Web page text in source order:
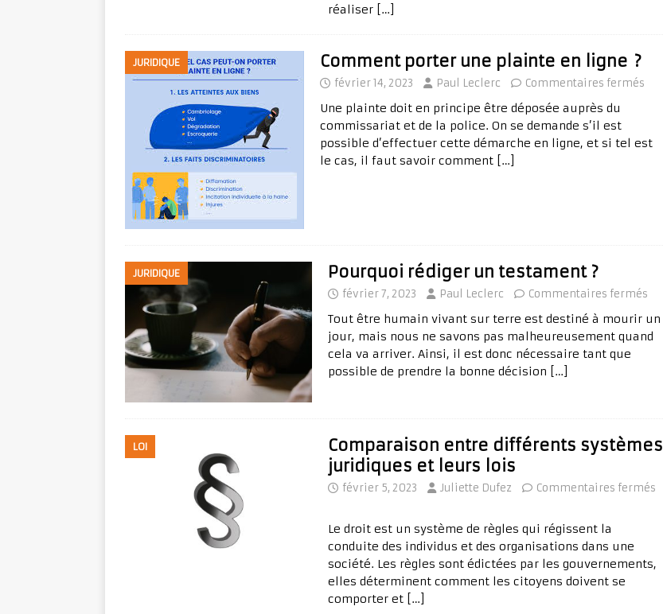
réaliser
[…]
JURIDIQUE Comment porter une plainte en ligne ?
février 14, 2023 Paul Leclerc Commentaires fermés
Une plainte doit en principe être déposée auprès du
commissariat et de la police. On se demande s’il est
possible d’effectuer cette démarche en ligne, et si tel est
le cas, il faut savoir comment
[…]
JURIDIQUE Pourquoi rédiger un testament ?
février 7, 2023 Paul Leclerc Commentaires fermés
Tout être humain vivant sur terre est destiné à mourir un
jour, mais nous ne savons pas malheureusement quand
cela va arriver. Ainsi, il est donc nécessaire tant que
possible de prendre la bonne décision
[…]
LOI
Comparaison entre différents systèmes
juridiques et leurs lois
février 5, 2023 Juliette Dufez Commentaires fermés
Le droit est un système de règles qui régissent la
conduite des individus et des organisations dans une
société. Les règles sont édictées par les gouvernements,
elles déterminent comment les citoyens doivent se
comporter et
[…]